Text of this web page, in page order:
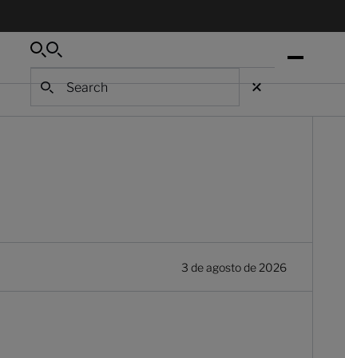
Search
Search
3 de agosto de 2026